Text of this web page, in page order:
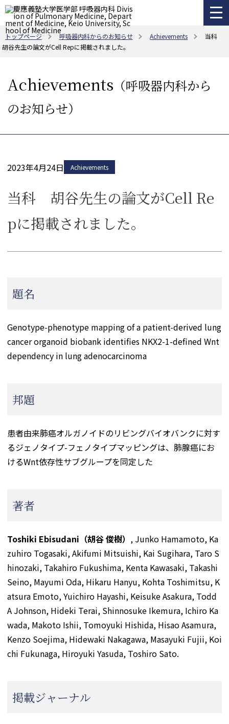
トップページ 呼吸器内科からのお知らせ Achievements
当科
胡谷先生の論文がCell Repに掲載されました。
Achievements （呼吸器内科から
のお知らせ）
2023年4月24日 Achievements
当科 胡谷先生の論文がCell Re
pに掲載されました。
題名
Genotype-phenotype mapping of a patient-derived lung
cancer organoid biobank identifies NKX2-1-defined Wnt
dependency in lung adenocarcinoma
邦題
患者由来肺癌オルガノイドのリビングバイオバンクに対す
るジェノタイプ-フェノタイプマッピングは、肺腺癌にお
けるWnt依存性サブグループを同定した
著者
Toshiki Ebisudani（胡谷 俊樹） , Junko Hamamoto, Ka
zuhiro Togasaki, Akifumi Mitsuishi, Kai Sugihara, Taro S
hinozaki, Takahiro Fukushima, Kenta Kawasaki, Takashi
Seino, Mayumi Oda, Hikaru Hanyu, Kohta Toshimitsu, K
atsura Emoto, Yuichiro Hayashi, Keisuke Asakura, Todd
A Johnson, Hideki Terai, Shinnosuke Ikemura, Ichiro Ka
wada, Makoto Ishii, Tomoyuki Hishida, Hisao Asamura,
Kenzo Soejima, Hidewaki Nakagawa, Masayuki Fujii, Koi
chi Fukunaga, Hiroyuki Yasuda, Toshiro Sato.
掲載ジャーナル